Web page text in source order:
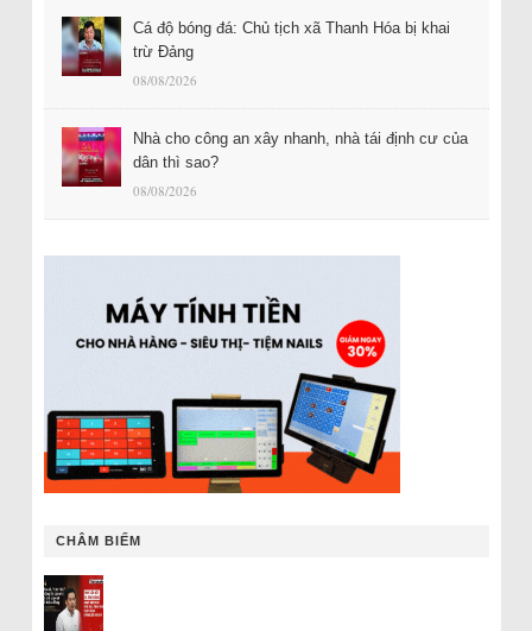
Cá độ bóng đá: Chủ tịch xã Thanh Hóa bị khai
trừ Đảng
08/08/2026
Nhà cho công an xây nhanh, nhà tái định cư của
dân thì sao?
08/08/2026
CHÂM BIẾM